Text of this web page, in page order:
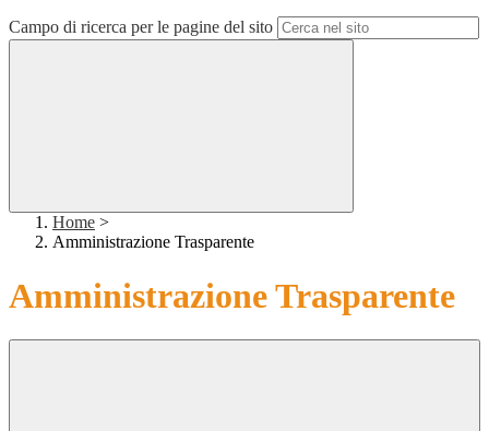
Campo di ricerca per le pagine del sito
Home >
Amministrazione Trasparente
Amministrazione Trasparente